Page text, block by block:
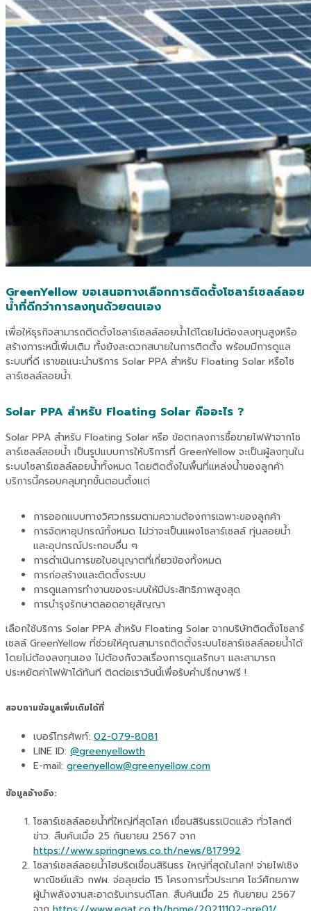
GreenYellow ขอเสนอทางเลือกการติดตั้งโซลาร์เซลล์ลอย
น้ำที่ดีกว่าการลงทุนด้วยตนเอง
เพื่อให้ธุรกิจสามารถติดตั้งโซลาร์เซลล์ลอยน้ำได้โดยไม่ต้องลงทุนสูงหรือ
สร้างภาระหนี้เพิ่มเติม ทั้งยังสะดวกสบายในการติดตั้ง พร้อมมีการดูแล
ระบบที่ดี เราขอแนะนำบริการ Solar PPA สำหรับ Floating Solar หรือโซ
ลาร์เซลล์ลอยน้ำ.
Solar PPA สำหรับ Floating Solar คืออะไร ?
Solar PPA สำหรับ Floating Solar หรือ ข้อตกลงการซื้อขายไฟฟ้าจากโซ
ลาร์เซลล์ลอยน้ำ เป็นรูปแบบการให้บริการที่ GreenYellow จะเป็นผู้ลงทุนใน
ระบบโซลาร์เซลล์ลอยน้ำทั้งหมด โดยติดตั้งในพื้นที่แหล่งน้ำของลูกค้า
บริการนี้ครอบคลุมทุกขั้นตอนตั้งแต่
การออกแบบทางวิศวกรรมตามความต้องการเฉพาะของลูกค้า
การจัดหาอุปกรณ์ทั้งหมด ไม่ว่าจะเป็นแผงโซลาร์เซลล์ ทุ่นลอยน้ำ
และอุปกรณ์ประกอบอื่น ๆ
การดำเนินการขอใบอนุญาตที่เกี่ยวข้องทั้งหมด
การก่อสร้างและติดตั้งระบบ
การดูแลการทำงานของระบบให้มีประสิทธิภาพสูงสุด
การบำรุงรักษาตลอดอายุสัญญา
เลือกใช้บริการ Solar PPA สำหรับ Floating Solar จากบริษัทติดตั้งโซลาร์
เซลล์ GreenYellow ที่ช่วยให้คุณสามารถติดตั้งระบบโซลาร์เซลล์ลอยน้ำได้
โดยไม่ต้องลงทุนเอง ไม่ต้องกังวลเรื่องการดูแลรักษา และสามารถ
ประหยัดค่าไฟฟ้าได้ทันที ติดต่อเราวันนี้เพื่อรับคำปรึกษาฟรี !
สอบถามข้อมูลเพิ่มเติมได้ที่
เบอร์โทรศัพท์: 02-079-8081
LINE ID: @greenyellowth
E-mail: greenyellow@greenyellow.com
ข้อมูลอ้างอิง:
โซลาร์เซลล์ลอยน้ำที่ใหญ่ที่สุดโลก เขื่อนสิรินธรเปิดแล้ว ทั่วโลกตี
ข่าว. สืบค้นเมื่อ 25 กันยายน 2567 จาก
https://www.springnews.co.th/news/817992
โซลาร์เซลล์ลอยน้ำไฮบริดเขื่อนสิรินธร ใหญ่ที่สุดในโลก! จ่ายไฟเชิง
พาณิชย์แล้ว กฟผ. จ่อลุยต่อ 15 โครงการทั่วประเทศ โชว์ศักยภาพ
ผู้นำพลังงานสะอาดรับเทรนด์โลก. สืบค้นเมื่อ 25 กันยายน 2567